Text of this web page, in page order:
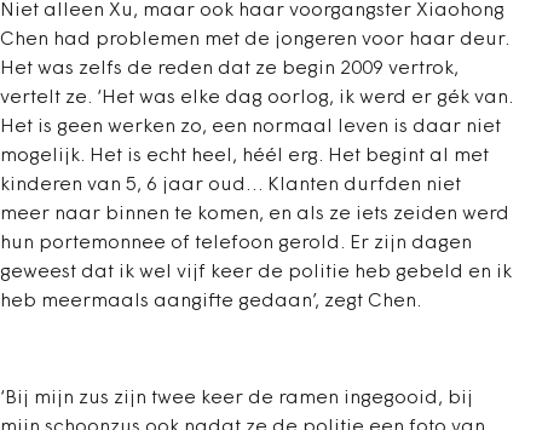
Niet alleen Xu, maar ook haar voorgangster Xiaohong
Chen had problemen met de jongeren voor haar deur.
Het was zelfs de reden dat ze begin 2009 vertrok,
vertelt ze. ‘Het was elke dag oorlog, ik werd er gék van.
Het is geen werken zo, een normaal leven is daar niet
mogelijk. Het is echt heel, héél erg. Het begint al met
kinderen van 5, 6 jaar oud… Klanten durfden niet
meer naar binnen te komen, en als ze iets zeiden werd
hun portemonnee of telefoon gerold. Er zijn dagen
geweest dat ik wel vijf keer de politie heb gebeld en ik
heb meermaals aangifte gedaan’, zegt Chen.
‘Bij mijn zus zijn twee keer de ramen ingegooid, bij